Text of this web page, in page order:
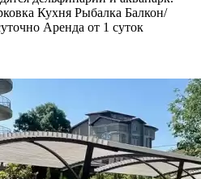
Кухня Рыбалка Балкон/
Аренда от 1 суток